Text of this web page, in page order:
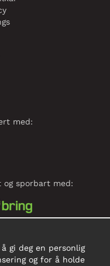
med:
og sporbart med:
gi deg en personlig
og for å holde